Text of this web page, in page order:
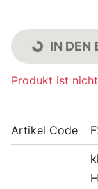
IN DEN
Produkt ist
Artikel Code